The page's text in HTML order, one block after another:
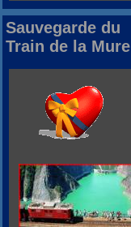
Sauvegarde du
Train de la Mure